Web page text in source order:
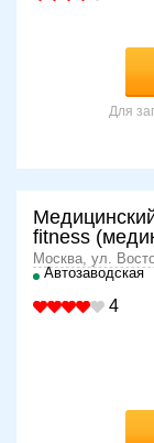
на
и
назначают
Осложнения
Несмотря на то,
травмы, а
В противном
Для
fitness
Москва, ул.
Автозаводская
4